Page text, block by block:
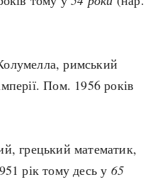
римський
Пом. 1956 років
грецький математик,
рік тому десь у 65